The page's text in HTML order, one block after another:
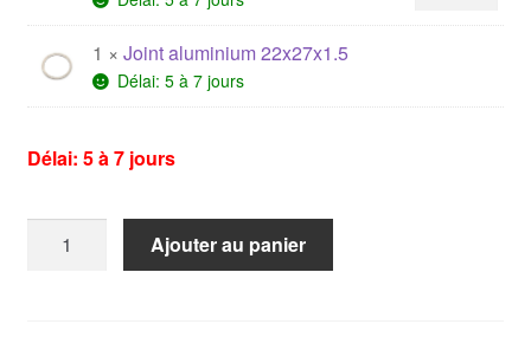
1 × Joint aluminium 22x27x1.5
Délai: 5 à 7 jours
Délai: 5 à 7 jours
Ajouter au panier